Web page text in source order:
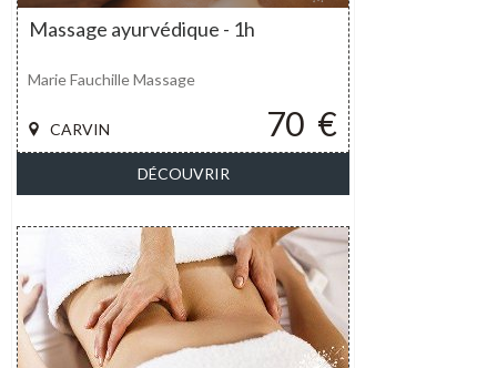
Massage ayurvédique - 1h
70 €
CARVIN
Marie Fauchille Massage
DÉCOUVRIR